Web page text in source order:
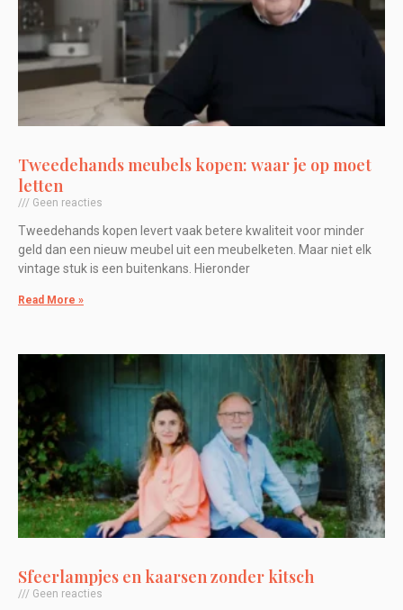
Tweedehands meubels kopen: waar je op moet
letten
Geen reacties
Tweedehands kopen levert vaak betere kwaliteit voor minder
geld dan een nieuw meubel uit een meubelketen. Maar niet elk
vintage stuk is een buitenkans. Hieronder
Read More »
Sfeerlampjes en kaarsen zonder kitsch
Geen reacties